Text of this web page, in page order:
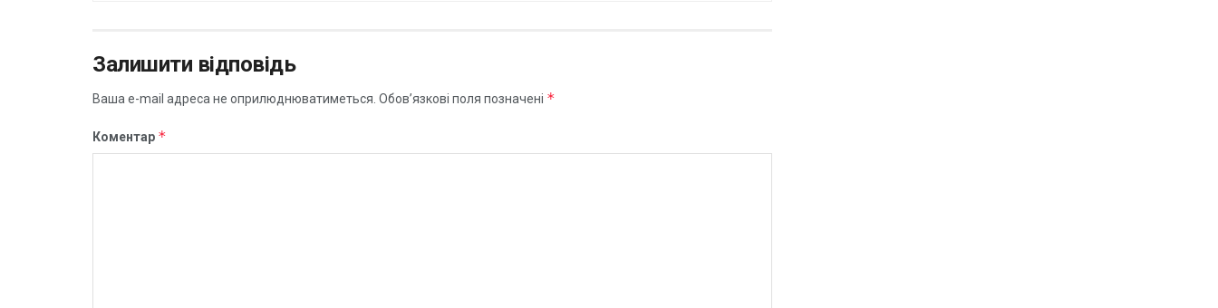
Залишити відповідь
Ваша e-mail адреса не оприлюднюватиметься. Обов’язкові поля позначені *
Коментар *